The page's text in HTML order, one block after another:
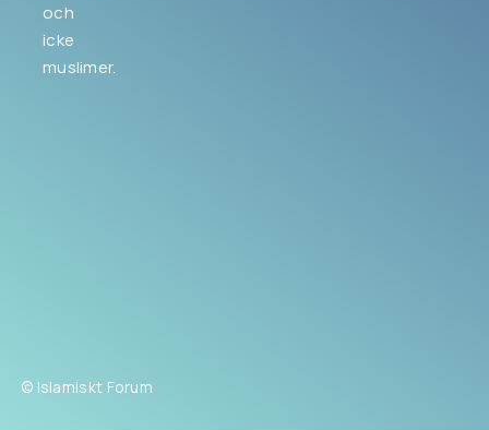
och
icke
muslimer.
© Islamiskt Forum